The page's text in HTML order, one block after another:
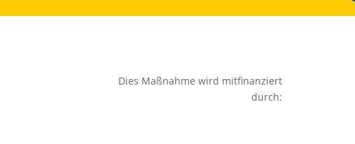
Dies Maßnahme wird mitfinanziert
durch: